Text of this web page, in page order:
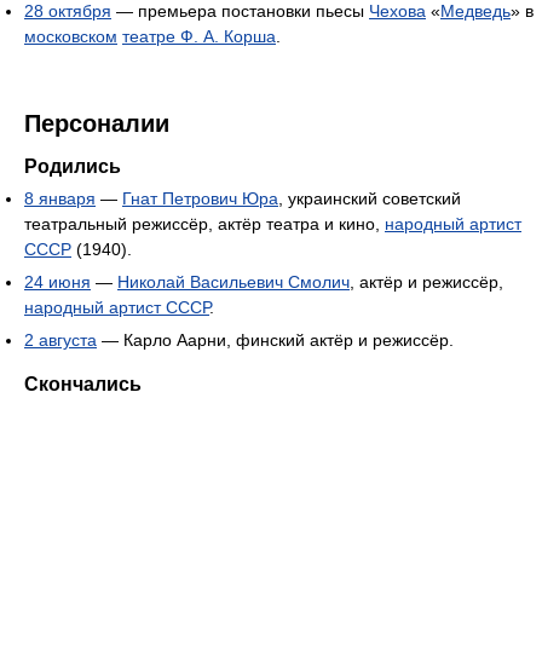
28 октября — премьера постановки пьесы Чехова «Медведь» в
московском театре Ф. А. Корша
Персоналии
Родились
8 января — Гнат Петрович Юра , украинский советский
театральный режиссёр, актёр театра и кино, народный артист
СССР (1940).
24 июня — Николай Васильевич Смолич , актёр и режиссёр,
народный артист СССР.
2 августа — Карло Аарни, финский актёр и режиссёр.
Скончались